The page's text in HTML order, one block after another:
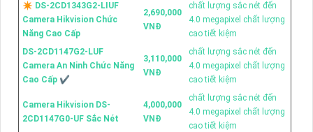
✴ DS-2CD1343G2-LIUF
Camera Hikvision Chức
Năng Cao Cấp
2,690,000
VNĐ
chất lượng sắc nét đến
4.0 megapixel chất lượng
cao tiết kiệm
DS-2CD1147G2-LUF
Camera An Ninh Chức Năng
Cao Cấp ✔
3,110,000
VNĐ
chất lượng sắc nét đến
4.0 megapixel chất lượng
cao tiết kiệm
Camera Hikvision DS-
2CD1147G0-UF Sắc Nét
4,000,000
VNĐ
chất lượng sắc nét đến
4.0 megapixel chất lượng
cao tiết kiệm